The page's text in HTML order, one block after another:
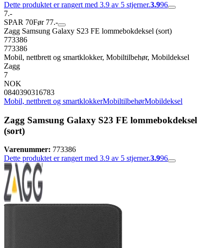
Dette produktet er rangert med 3.9 av 5 stjerner.3.996
7.-
SPAR 70Før 77.-
Zagg Samsung Galaxy S23 FE lommebokdeksel (sort)
773386
773386
Mobil, nettbrett og smartklokker, Mobiltilbehør, Mobildeksel
Zagg
7
NOK
0840390316783
Mobil, nettbrett og smartklokkerMobiltilbehørMobildeksel
Zagg Samsung Galaxy S23 FE lommebokdeksel
(sort)
Varenummer: 773386
Dette produktet er rangert med 3.9 av 5 stjerner.3.996